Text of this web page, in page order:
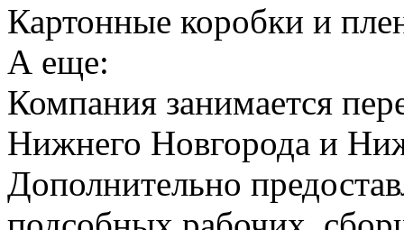
Картонные коробки и
А еще:
Компания занимается
Нижнего Новгорода и
Дополнительно